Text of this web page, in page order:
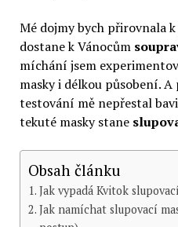
Mé dojmy bych přirovnala
dostane k Vánocům
míchání jsem
masky i délkou působení.
testování mě nepřestal
tekuté masky stane
Obsah článku
Jak vypadá Kvitok
Jak namíchat slupovací